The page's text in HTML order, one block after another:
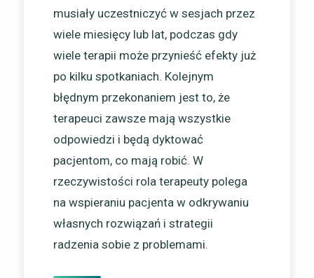
musiały uczestniczyć w sesjach przez
wiele miesięcy lub lat, podczas gdy
wiele terapii może przynieść efekty już
po kilku spotkaniach. Kolejnym
błędnym przekonaniem jest to, że
terapeuci zawsze mają wszystkie
odpowiedzi i będą dyktować
pacjentom, co mają robić. W
rzeczywistości rola terapeuty polega
na wspieraniu pacjenta w odkrywaniu
własnych rozwiązań i strategii
radzenia sobie z problemami.